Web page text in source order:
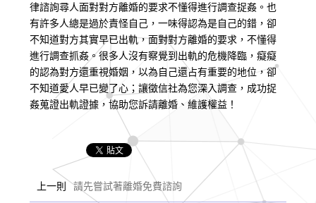
律諮詢尋人面對對方離婚的要求不懂得進行調查捉姦。也
有許多人總是過於責怪自己，一味得認為是自己的錯，卻
不知道對方其實早已出軌，面對對方離婚的要求，不懂得
進行調查抓姦。很多人沒有察覺到出軌的危機降臨，癡癡
的認為對方還重視婚姻，以為自己還占有重要的地位，卻
不知道愛人早已變了心；讓徵信社為您深入調查，成功捉
姦蒐證出軌證據，協助您訴請離婚、維護權益！
上一則 請先嘗試著離婚免費諮詢